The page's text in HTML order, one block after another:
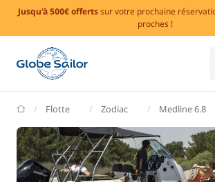
Jusqu'à 500€ offertssur votre prochaine
proches !
GlobeSailor
Flotte Zodiac Medline 6.8